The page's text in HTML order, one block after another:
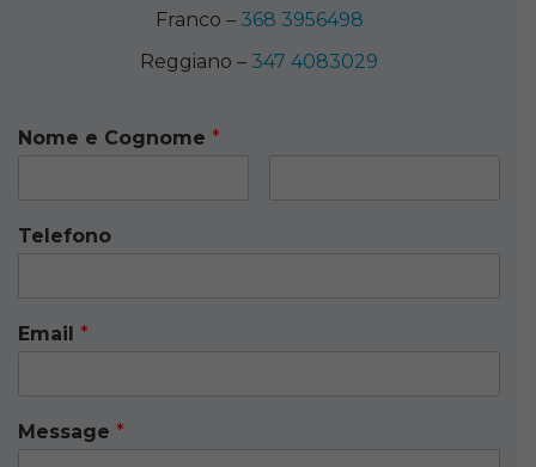
Franco – 368 3956498
Reggiano – 347 4083029
Nome e Cognome *
Telefono
Email *
Message *